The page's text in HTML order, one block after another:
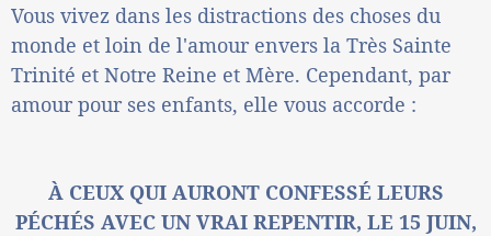
Vous vivez dans les distractions des choses du
monde et loin de l'amour envers la Très Sainte
Trinité et Notre Reine et Mère. Cependant, par
amour pour ses enfants, elle vous accorde :
À CEUX QUI AURONT CONFESSÉ LEURS
PÉCHÉS AVEC UN VRAI REPENTIR, LE 15 JUIN,